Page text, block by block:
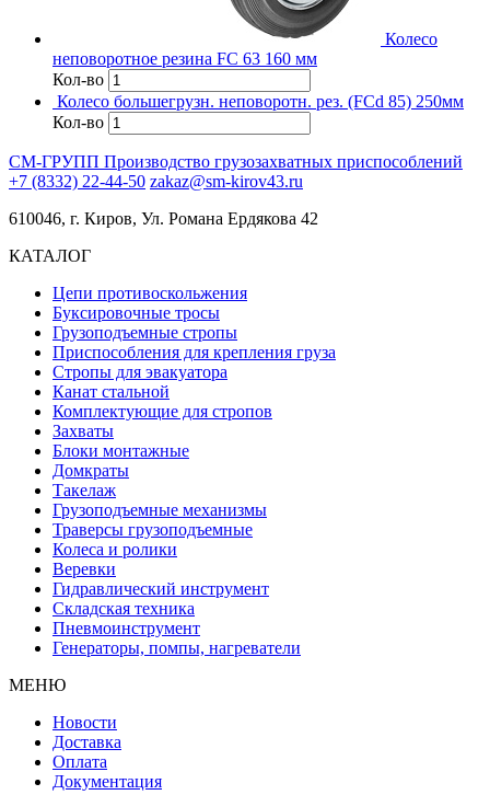
Колесо
неповоротное резина FC 63 160 мм
Кол-во
Колесо большегрузн. неповоротн. рез. (FCd 85) 250мм
Кол-во
СМ-ГРУПП Производство грузозахватных приспособлений
+7 (8332) 22-44-50 zakaz@sm-kirov43.ru
610046, г. Киров, Ул. Романа Ердякова 42
КАТАЛОГ
Цепи противоскольжения
Буксировочные тросы
Грузоподъемные стропы
Приспособления для крепления груза
Стропы для эвакуатора
Канат стальной
Комплектующие для стропов
Захваты
Блоки монтажные
Домкраты
Такелаж
Грузоподъемные механизмы
Траверсы грузоподъемные
Колеса и ролики
Веревки
Гидравлический инструмент
Складская техника
Пневмоинструмент
Генераторы, помпы, нагреватели
МЕНЮ
Новости
Доставка
Оплата
Документация